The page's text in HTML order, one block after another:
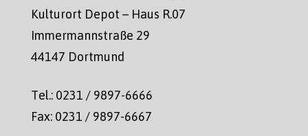
Kulturort Depot – Haus R.07
Immermannstraße 29
44147 Dortmund
Tel.: 0231 / 9897-6666
Fax: 0231 / 9897-6667